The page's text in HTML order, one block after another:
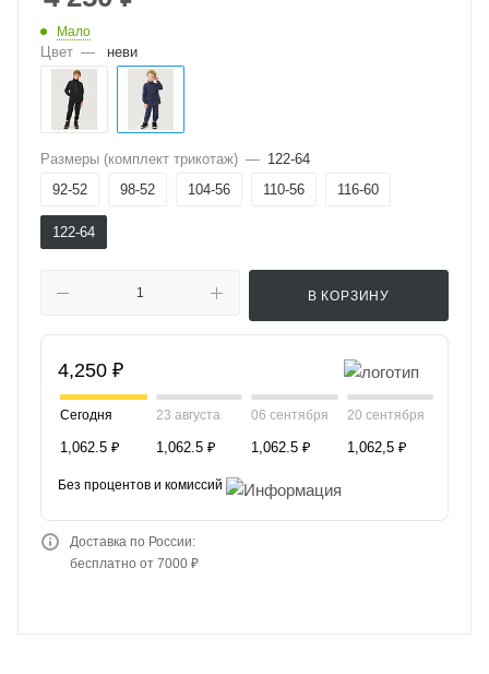
Мало
Цвет — неви
Размеры (комплект трикотаж) — 122-64
92-52
98-52 104-56 110-56 116-60
122-64
В КОРЗИНУ
4,250 ₽
Сегодня
1,062.5 ₽
23 августа
1,062.5 ₽
06 сентября
1,062.5 ₽
20 сентября
1,062,5 ₽
Без процентов и комиссий
Доставка по России:
бесплатно от 7000 ₽